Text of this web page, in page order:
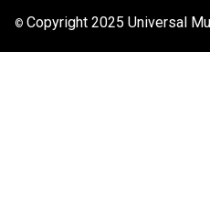
© Copyright 2025 Universal